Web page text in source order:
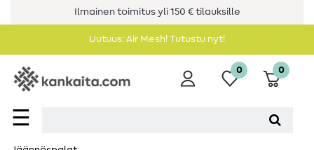
Ilmainen toimitus yli 150 € tilauksille
Uutuus: Air Mesh! Tutustu nyt!
☰
0 0